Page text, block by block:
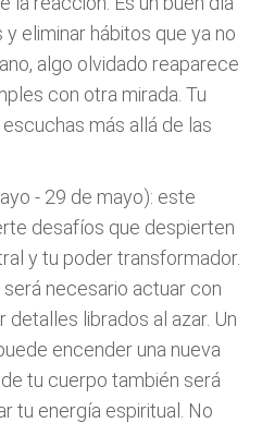
y eliminar hábitos que ya no
algo olvidado reaparece
con otra mirada. Tu
más allá de las
- 29 de mayo): este
desafíos que despierten
y tu poder transformador.
será necesario actuar con
detalles librados al azar. Un
encender una nueva
tu cuerpo también será
tu energía espiritual. No